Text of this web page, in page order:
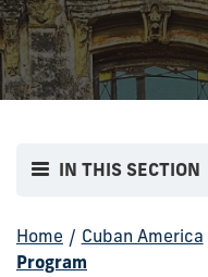
IN THIS SECTION
Home / Cuban America
Program